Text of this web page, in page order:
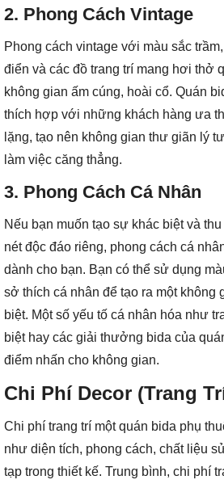
2. Phong Cách Vintage
Phong cách vintage với màu sắc
điển và các đồ trang trí mang hơi thở
không gian ấm cúng, hoài cổ. Quán
thích hợp với những khách hàng ưa
lặng, tạo nên không gian thư giãn lý
làm việc căng thẳng.
3. Phong Cách Cá Nhân
Nếu bạn muốn tạo sự khác biệt và
nét độc đáo riêng, phong cách cá
dành cho bạn. Bạn có thể sử dụng
sở thích cá nhân để tạo ra một không
biệt. Một số yếu tố cá nhân hóa như
biệt hay các giải thưởng bida của
điểm nhấn cho không gian.
Chi Phí Decor (Trang
Chi phí trang trí một quán bida phụ
như diện tích, phong cách, chất liệu
tạp trong thiết kế. Trung bình, chi phí